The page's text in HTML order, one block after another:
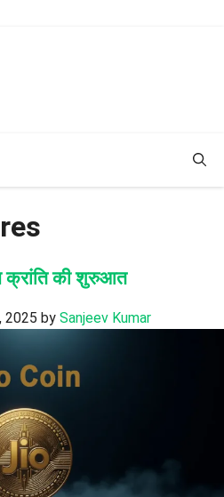
क्रांति की शुरुआत
2025 by Sanjeev Kumar